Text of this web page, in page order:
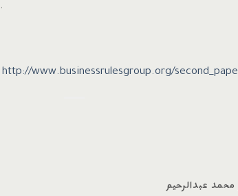
.
http://www.businessrulesgroup.org/
عبدالرحيم